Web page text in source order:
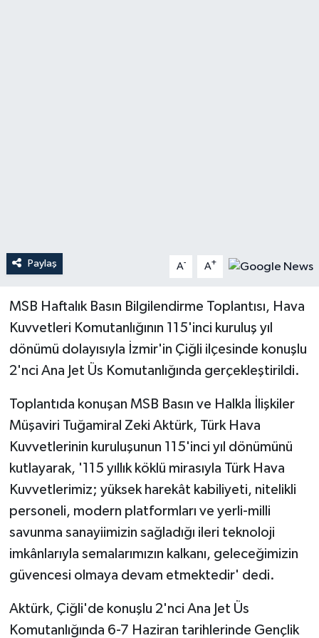
Paylaş A- A+
MSB Haftalık Basın Bilgilendirme Toplantısı, Hava
Kuvvetleri Komutanlığının 115'inci kuruluş yıl
dönümü dolayısıyla İzmir'in Çiğli ilçesinde konuşlu
2'nci Ana Jet Üs Komutanlığında gerçekleştirildi.
Toplantıda konuşan MSB Basın ve Halkla İlişkiler
Müşaviri Tuğamiral Zeki Aktürk, Türk Hava
Kuvvetlerinin kuruluşunun 115'inci yıl dönümünü
kutlayarak, '115 yıllık köklü mirasıyla Türk Hava
Kuvvetlerimiz; yüksek harekât kabiliyeti, nitelikli
personeli, modern platformları ve yerli-milli
savunma sanayiimizin sağladığı ileri teknoloji
imkânlarıyla semalarımızın kalkanı, geleceğimizin
güvencesi olmaya devam etmektedir' dedi.
Aktürk, Çiğli'de konuşlu 2'nci Ana Jet Üs
Komutanlığında 6-7 Haziran tarihlerinde Gençlik